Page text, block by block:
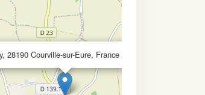
28190 Courville-sur-Eure, France